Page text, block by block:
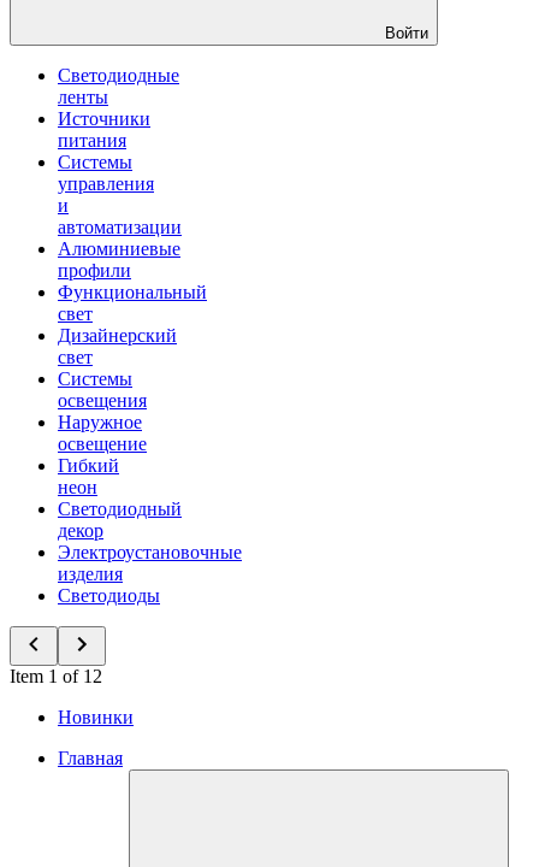
Войти
Светодиодные
ленты
Источники
питания
Системы
управления
и
автоматизации
Алюминиевые
профили
Функциональный
свет
Дизайнерский
свет
Системы
освещения
Наружное
освещение
Гибкий
неон
Светодиодный
декор
Электроустановочные
изделия
Светодиоды
Item 1 of 12
Новинки
Главная